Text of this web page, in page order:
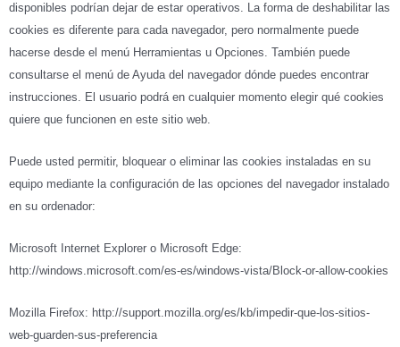
disponibles podrían dejar de estar operativos. La forma de deshabilitar las
cookies es diferente para cada navegador, pero normalmente puede
hacerse desde el menú Herramientas u Opciones. También puede
consultarse el menú de Ayuda del navegador dónde puedes encontrar
instrucciones. El usuario podrá en cualquier momento elegir qué cookies
quiere que funcionen en este sitio web.
Puede usted permitir, bloquear o eliminar las cookies instaladas en su
equipo mediante la configuración de las opciones del navegador instalado
en su ordenador:
Microsoft Internet Explorer o Microsoft Edge:
http://windows.microsoft.com/es-es/windows-vista/Block-or-allow-cookies
Mozilla Firefox: http://support.mozilla.org/es/kb/impedir-que-los-sitios-
web-guarden-sus-preferencia